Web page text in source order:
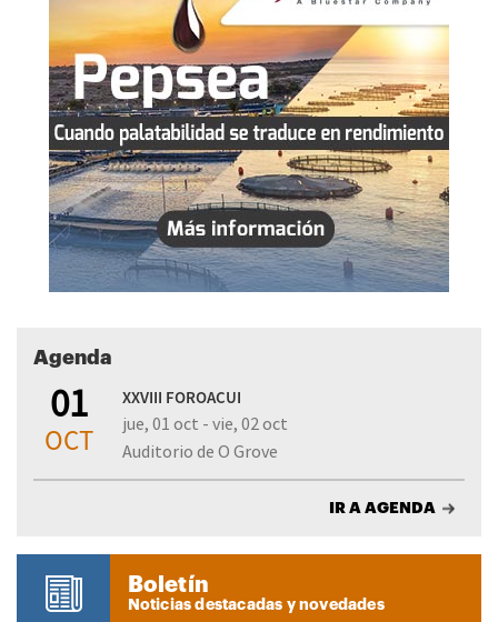
Agenda
01
OCT
XXVIII FOROACUI
jue, 01 oct - vie, 02 oct
Auditorio de O Grove
IR A AGENDA
Boletín
Noticias destacadas y novedades